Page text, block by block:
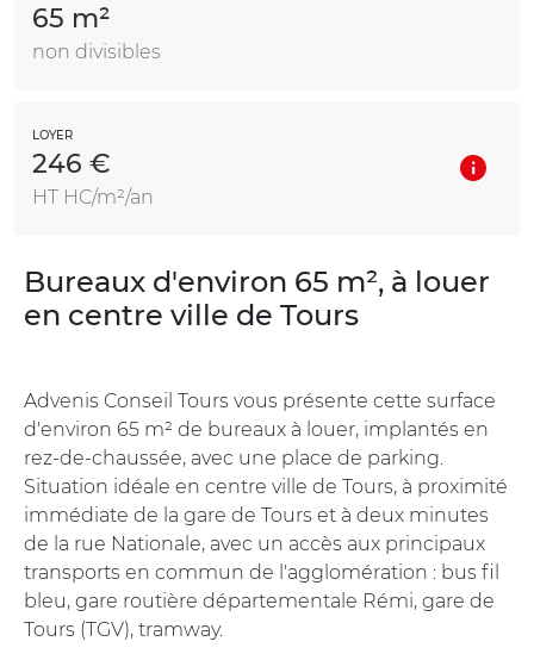
65 m²
non divisibles
LOYER
246 €
HT HC/m²/an
Bureaux d'environ 65 m², à louer
en centre ville de Tours
Advenis Conseil Tours vous présente cette surface
d'environ 65 m² de bureaux à louer, implantés en
rez-de-chaussée, avec une place de parking.
Situation idéale en centre ville de Tours, à proximité
immédiate de la gare de Tours et à deux minutes
de la rue Nationale, avec un accès aux principaux
transports en commun de l'agglomération : bus fil
bleu, gare routière départementale Rémi, gare de
Tours (TGV), tramway.